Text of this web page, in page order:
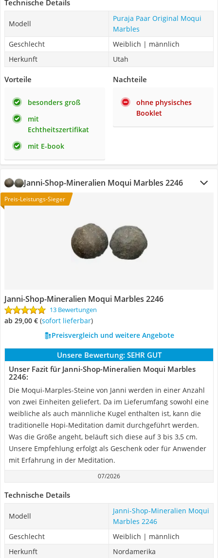
Technische Details
Modell
Puraja Paar Original Moqui
Marbles
Geschlecht
Weiblich | männlich
Herkunft
Utah
Vorteile
besonders groß
mit
Echtheitszertifikat
mit E-book
Nachteile
ohne physisches
Booklet
Janni-Shop-Mineralien Moqui Marbles 2246
Preis-Leistungs-Sieger
Janni-Shop-Mineralien Moqui Marbles 2246
13 Bewertungen
ab 29,00 € ( Sofort lieferbar)
Preisvergleich und weitere Angebote
Unsere Bewertung: SEHR GUT
Unser Fazit für Janni-Shop-Mineralien Moqui Marbles
2246:
Die Moqui-Marples-Steine von Janni werden in einer Anzahl
von zwei Einheiten geliefert. Da im Lieferumfang sowohl eine
weibliche als auch männliche Kugel enthalten ist, kann die
traditionelle Hopi-Meditation damit durchgeführt werden.
Was die Größe angeht, beläuft sich diese auf 3 bis 3,5 cm.
Unsere Empfehlung erfolgt als Geschenk oder für Anwender
mit Erfahrung in der Meditation.
07/2026
Technische Details
Modell
Janni-Shop-Mineralien Moqui
Marbles 2246
Geschlecht
Weiblich | männlich
Herkunft
Nordamerika